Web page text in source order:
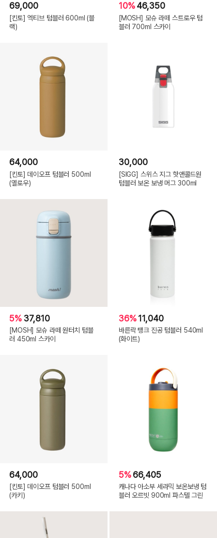
69,000
[킨토] 엑티브 텀블러 600ml (블
랙)
10%46,350
[MOSH] 모슈 라떼 스트로우 텀
블러 700ml 스카이
64,000
[킨토] 데이오프 텀블러 500ml
(옐로우)
30,000
[SIGG] 스위스 지그 핫앤콜드원
텀블러 보온 보냉 머그 300ml
5% 37,810
[MOSH] 모슈 라떼 원터치 텀블
러 450ml 스카이
36%11,040
바른락 탱크 진공 텀블러 540ml
(화이트)
64,000
[킨토] 데이오프 텀블러 500ml
(카키)
5%66,405
캐나다 아소부 세라믹 보온보냉 텀
블러 오르빗 900ml 파스텔 그린